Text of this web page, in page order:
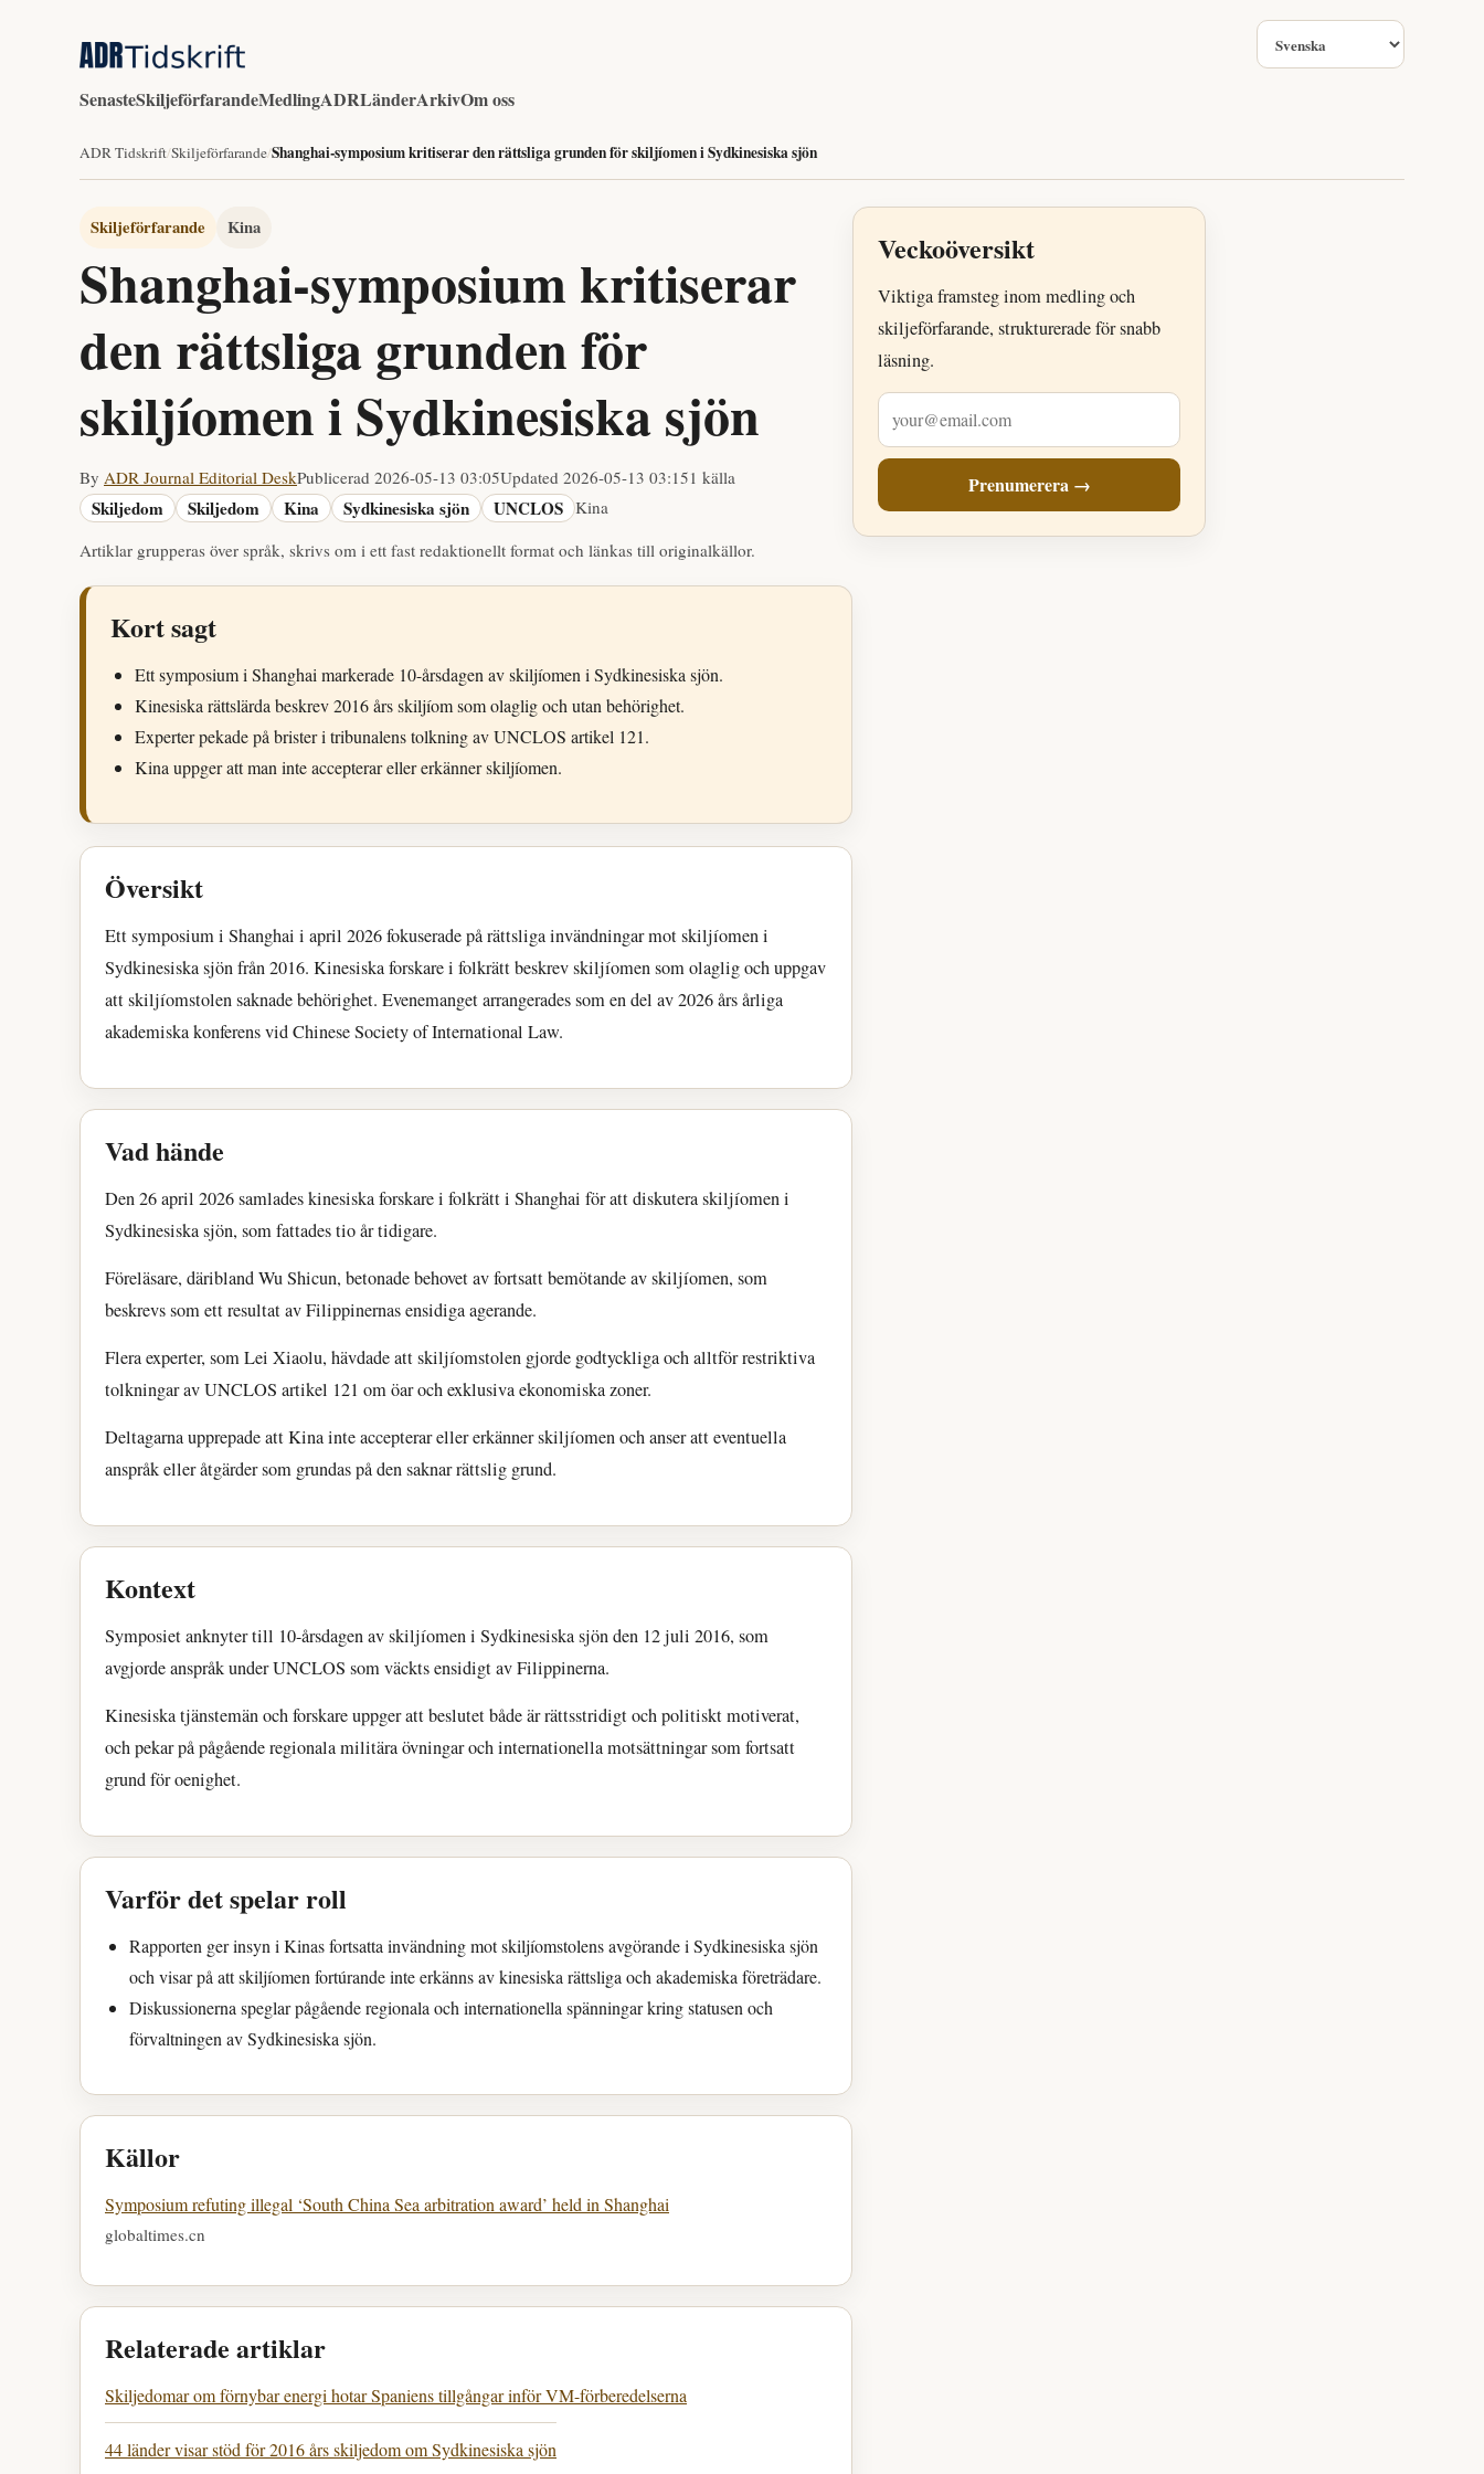
Språk
SenasteSkiljeförfarandeMedlingADRLänderArkivOm oss
ADR Tidskrift/Skiljeförfarande/Shanghai-symposium kritiserar den rättsliga grunden för skiljíomen i Sydkinesiska sjön
Skiljeförfarande Kina
Shanghai-symposium kritiserar
den rättsliga grunden för
skiljíomen i Sydkinesiska sjön
By ADR Journal Editorial DeskPublicerad 2026-05-13 03:05Updated 2026-05-13 03:151 källa
Skiljedom Skiljedom Kina Sydkinesiska sjön UNCLOS Kina
Artiklar grupperas över språk, skrivs om i ett fast redaktionellt format och länkas till originalkällor.
Kort sagt
Ett symposium i Shanghai markerade 10-årsdagen av skiljíomen i Sydkinesiska sjön.
Kinesiska rättslärda beskrev 2016 års skiljíom som olaglig och utan behörighet.
Experter pekade på brister i tribunalens tolkning av UNCLOS artikel 121.
Kina uppger att man inte accepterar eller erkänner skiljíomen.
Översikt
Ett symposium i Shanghai i april 2026 fokuserade på rättsliga invändningar mot skiljíomen i
Sydkinesiska sjön från 2016. Kinesiska forskare i folkrätt beskrev skiljíomen som olaglig och uppgav
att skiljíomstolen saknade behörighet. Evenemanget arrangerades som en del av 2026 års årliga
akademiska konferens vid Chinese Society of International Law.
Vad hände
Den 26 april 2026 samlades kinesiska forskare i folkrätt i Shanghai för att diskutera skiljíomen i
Sydkinesiska sjön, som fattades tio år tidigare.
Föreläsare, däribland Wu Shicun, betonade behovet av fortsatt bemötande av skiljíomen, som
beskrevs som ett resultat av Filippinernas ensidiga agerande.
Flera experter, som Lei Xiaolu, hävdade att skiljíomstolen gjorde godtyckliga och alltför restriktiva
tolkningar av UNCLOS artikel 121 om öar och exklusiva ekonomiska zoner.
Deltagarna upprepade att Kina inte accepterar eller erkänner skiljíomen och anser att eventuella
anspråk eller åtgärder som grundas på den saknar rättslig grund.
Kontext
Symposiet anknyter till 10-årsdagen av skiljíomen i Sydkinesiska sjön den 12 juli 2016, som
avgjorde anspråk under UNCLOS som väckts ensidigt av Filippinerna.
Kinesiska tjänstemän och forskare uppger att beslutet både är rättsstridigt och politiskt motiverat,
och pekar på pågående regionala militära övningar och internationella motsättningar som fortsatt
grund för oenighet.
Varför det spelar roll
Rapporten ger insyn i Kinas fortsatta invändning mot skiljíomstolens avgörande i Sydkinesiska sjön
och visar på att skiljíomen fortúrande inte erkänns av kinesiska rättsliga och akademiska företrädare.
Diskussionerna speglar pågående regionala och internationella spänningar kring statusen och
förvaltningen av Sydkinesiska sjön.
Källor
Symposium refuting illegal ‘South China Sea arbitration award’ held in Shanghai
globaltimes.cn
Relaterade artiklar
Skiljedomar om förnybar energi hotar Spaniens tillgångar inför VM-förberedelserna
44 länder visar stöd för 2016 års skiljedom om Sydkinesiska sjön
Veckoöversikt
Viktiga framsteg inom medling och
skiljeförfarande, strukturerade för snabb
läsning.
E-postadress
Prenumerera →